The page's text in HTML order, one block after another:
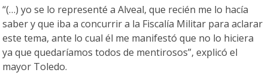
“(…) yo se lo representé a Alveal, que recién me lo hacía
saber y que iba a concurrir a la Fiscalía Militar para aclarar
este tema, ante lo cual él me manifestó que no lo hiciera
ya que quedaríamos todos de mentirosos”, explicó el
mayor Toledo.